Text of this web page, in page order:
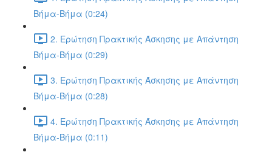
Βήμα-Βήμα (0:24)
2. Ερώτηση Πρακτικής Άσκησης με Απάντηση
Βήμα-Βήμα (0:29)
3. Ερώτηση Πρακτικής Άσκησης με Απάντηση
Βήμα-Βήμα (0:28)
4. Ερώτηση Πρακτικής Άσκησης με Απάντηση
Βήμα-Βήμα (0:11)